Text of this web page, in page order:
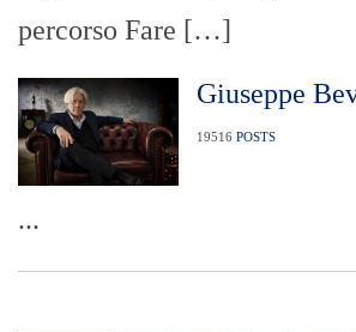
percorso Fare […]
Giuseppe
19516 POSTS
...